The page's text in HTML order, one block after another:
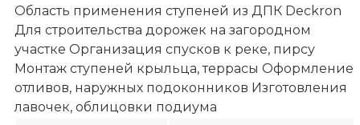
Область применения ступеней из ДПК Deckron
Для строительства дорожек на загородном
участке Организация спусков к реке, пирсу
Монтаж ступеней крыльца, террасы Оформление
отливов, наружных подоконников Изготовления
лавочек, облицовки подиума